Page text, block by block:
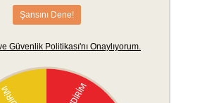
Garantisi
iade ve değişim